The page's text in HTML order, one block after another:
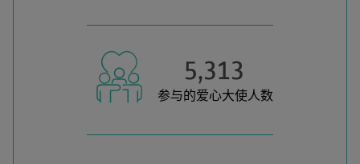
5,313
参与的爱心大使人数